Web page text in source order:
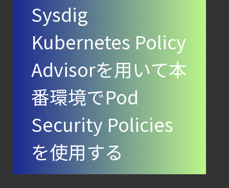
4 つの側面
【ブログ】
セキュリティブリーフィング：
【お知らせ】
ブログを更新しました
【ブログ】
AIワークロードのコンテナセキュリティ
｜LLM・
GPU環境を守る新しい視点
Sysdig
Kubernetes Policy
Advisorを用いて本
番環境でPod
Security Policies
を使用する